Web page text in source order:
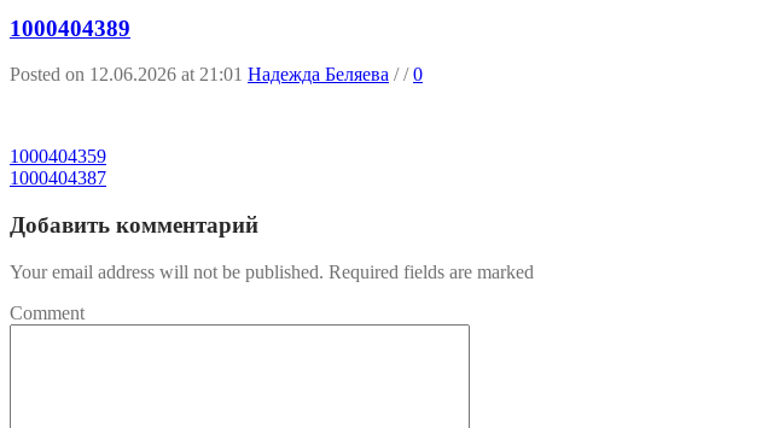
1000404389
Posted on 12.06.2026 at 21:01 Надежда Беляева //0
1000404359
1000404387
Добавить комментарий
Your email address will not be published. Required fields are marked
Comment